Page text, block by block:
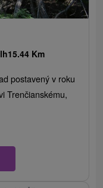
15.44 Km
postavený v roku
Trenčianskému,